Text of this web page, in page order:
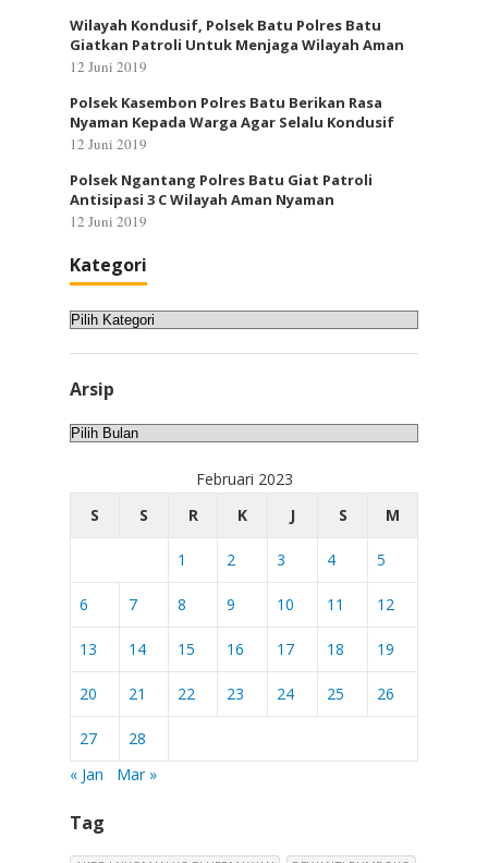
Wilayah Kondusif, Polsek Batu Polres Batu
Giatkan Patroli Untuk Menjaga Wilayah Aman
12 Juni 2019
Polsek Kasembon Polres Batu Berikan Rasa
Nyaman Kepada Warga Agar Selalu Kondusif
12 Juni 2019
Polsek Ngantang Polres Batu Giat Patroli
Antisipasi 3 C Wilayah Aman Nyaman
12 Juni 2019
Kategori
Kategori
Arsip
Arsip
Februari 2023
S
S R K J S M
1 2 3 4 5
6 7 8 9 10 11 12
13 14 15 16 17 18 19
20 21 22 23 24 25 26
27
28
« Jan
Mar »
Tag